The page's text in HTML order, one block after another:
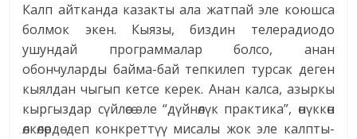
Калп айтканда казакты ала жатпай эле коюшса
болмок экен. Кыязы, биздин телерадиодо
ушундай программалар болсо, анан
обончуларды байма-бай тепкилеп турсак деген
кыялдан чыгып кетсе керек. Анан калса, азыркы
кыргыздар сүйлөсө эле “дүйнөлүк практика”, өнүккөн
өлкөлөрдө деп конкреттүү мисалы жок эле калпты-